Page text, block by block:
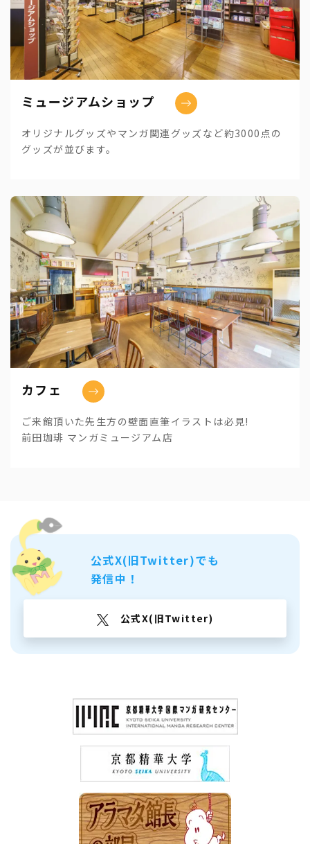
ミュージアムショップ
オリジナルグッズやマンガ関連グッズなど約3000点の
グッズが並びます。
カフェ
ご来館頂いた先生方の壁面直筆イラストは必見!
前田珈琲 マンガミュージアム店
公式X(旧Twitter)でも
発信中！
公式X(旧Twitter)